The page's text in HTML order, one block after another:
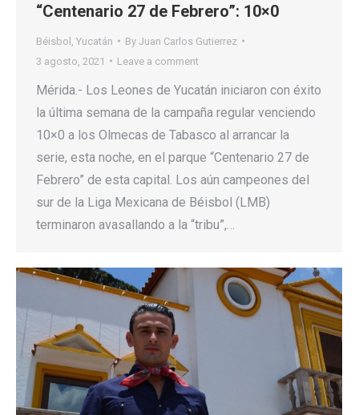
“Centenario 27 de Febrero”: 10×0
Béisbol Yucatán By Juan Carlos Gutierrez
3 agosto, 2021
Leave a comment
Mérida.- Los Leones de Yucatán iniciaron con éxito
la última semana de la campaña regular venciendo
10×0 a los Olmecas de Tabasco al arrancar la
serie, esta noche, en el parque “Centenario 27 de
Febrero” de esta capital. Los aún campeones del
sur de la Liga Mexicana de Béisbol (LMB)
terminaron avasallando a la “tribu”,…